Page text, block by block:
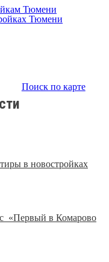
Тюмени
Тюмени
Поиск по карте
в новостройках
«Первый в Комарово